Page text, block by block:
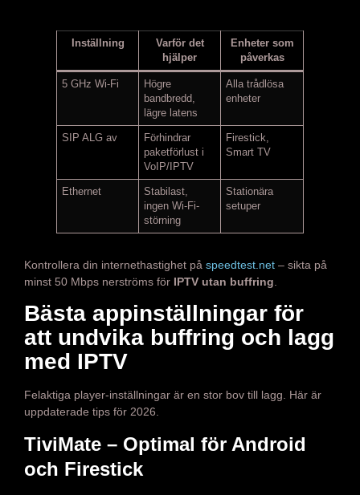
Inställning
Varför det
hjälper
Enheter som
påverkas
5 GHz Wi-Fi
Högre
bandbredd,
lägre latens
Alla trådlösa
enheter
SIP ALG av
Förhindrar
paketförlust i
VoIP/IPTV
Firestick,
Smart TV
Ethernet
Stabilast,
ingen Wi-Fi-
störning
Stationära
setuper
Kontrollera din internethastighet på speedtest.net – sikta på
minst 50 Mbps nerströms för IPTV utan buffring
Bästa appinställningar för
att undvika buffring och lagg
med IPTV
Felaktiga player-inställningar är en stor bov till lagg. Här är
uppdaterade tips för 2026.
TiviMate – Optimal för Android
och Firestick